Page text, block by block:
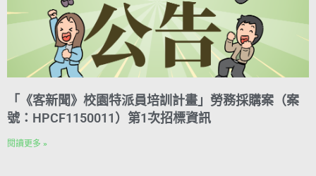
「《客新聞》校園特派員培訓計畫」勞務採購案（案
號：HPCF1150011）第1次招標資訊
閱讀更多 »